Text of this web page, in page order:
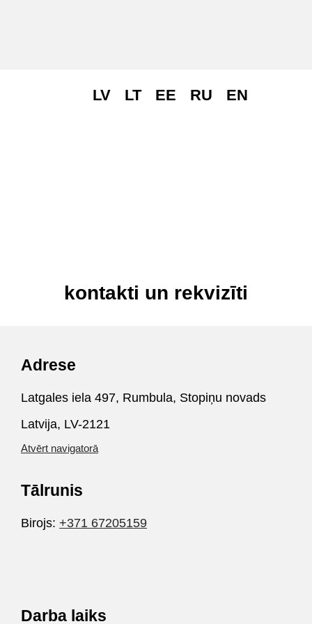
LV LT EE RU EN
kontakti un rekvizīti
Adrese
Latgales iela 497, Rumbula, Stopiņu novads
Latvija, LV-2121
Atvērt navigatorā
Tālrunis
Birojs: +371 67205159
Darba laiks